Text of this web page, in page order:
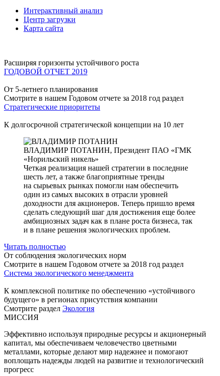
Интерактивный анализ
Центр загрузки
Карта сайта
Расширяя горизонты устойчивого роста
ГОДОВОЙ ОТЧЕТ 2019
От 5-летнего планирования
Смотрите в нашем Годовом отчете за 2018 год раздел
Стратегические приоритеты
К долгосрочной стратегической концепции на 10 лет
ВЛАДИМИР ПОТАНИН, Президент ПАО «ГМК
«Норильский никель»
Четкая реализация нашей стратегии в последние
шесть лет, а также благоприятные тренды
на сырьевых рынках помогли нам обеспечить
один из самых высоких в отрасли уровней
доходности для акционеров. Теперь пришло время
сделать следующий шаг для достижения еще более
амбициозных задач как в плане роста бизнеса, так
и в плане решения экологических проблем.
Читать полностью
От соблюдения экологических норм
Смотрите в нашем Годовом отчете за 2018 год раздел
Система экологического менеджмента
К комплексной политике по обеспечению «устойчивого
будущего» в регионах присутствия компании
Смотрите раздел Экология
МИССИЯ
Эффективно используя природные ресурсы и акционерный
капитал, мы обеспечиваем человечество цветными
металлами, которые делают мир надежнее и помогают
воплощать надежды людей на развитие и технологический
прогресс